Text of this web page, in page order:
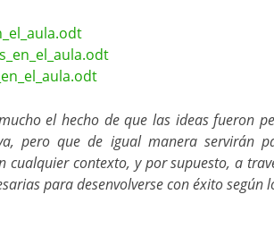
el hecho de que las ideas fueron
pero que de igual manera servirán
cualquier contexto, y por supuesto, a
para desenvolverse con éxito según